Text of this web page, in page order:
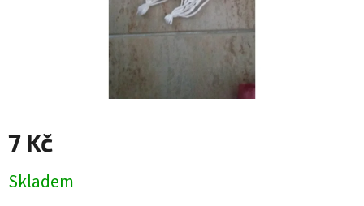
7 Kč
cena:
Skladem